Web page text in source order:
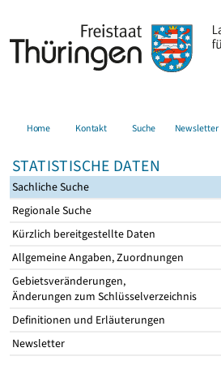
Home Kontakt Suche Newsletter
STATISTISCHE DATEN
Sachliche Suche
Regionale Suche
Kürzlich bereitgestellte Daten
Allgemeine Angaben, Zuordnungen
Gebietsveränderungen,
Änderungen zum Schlüsselverzeichnis
Definitionen und Erläuterungen
Newsletter